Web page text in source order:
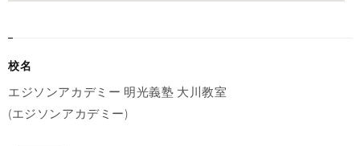
校名
エジソンアカデミー 明光義塾 大川教室
(エジソンアカデミー)